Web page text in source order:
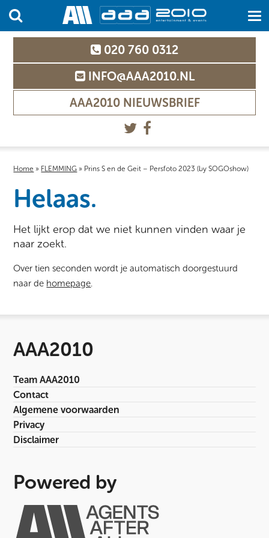
020 760 0312
INFO@AAA2010.NL
AAA2010 NIEUWSBRIEF
Home » FLEMMING » Prins S en de Geit – Persfoto 2023 (by SOGOshow)
Helaas.
Het lijkt erop dat we niet kunnen vinden waar je
naar zoekt.
Over tien seconden wordt je automatisch doorgestuurd
naar de homepage.
AAA2010
Team AAA2010
Contact
Algemene voorwaarden
Privacy
Disclaimer
Powered by